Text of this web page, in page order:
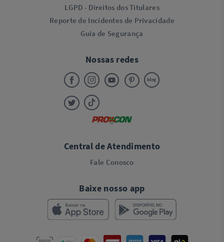
LGPD - Direitos dos Titulares
Reporte de Incidentes de Privacidade
Guia de Segurança
Nossas redes
Central de Atendimento
Fale Conosco
Baixe nosso app